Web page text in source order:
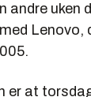
andre uken
Lenovo,
er at